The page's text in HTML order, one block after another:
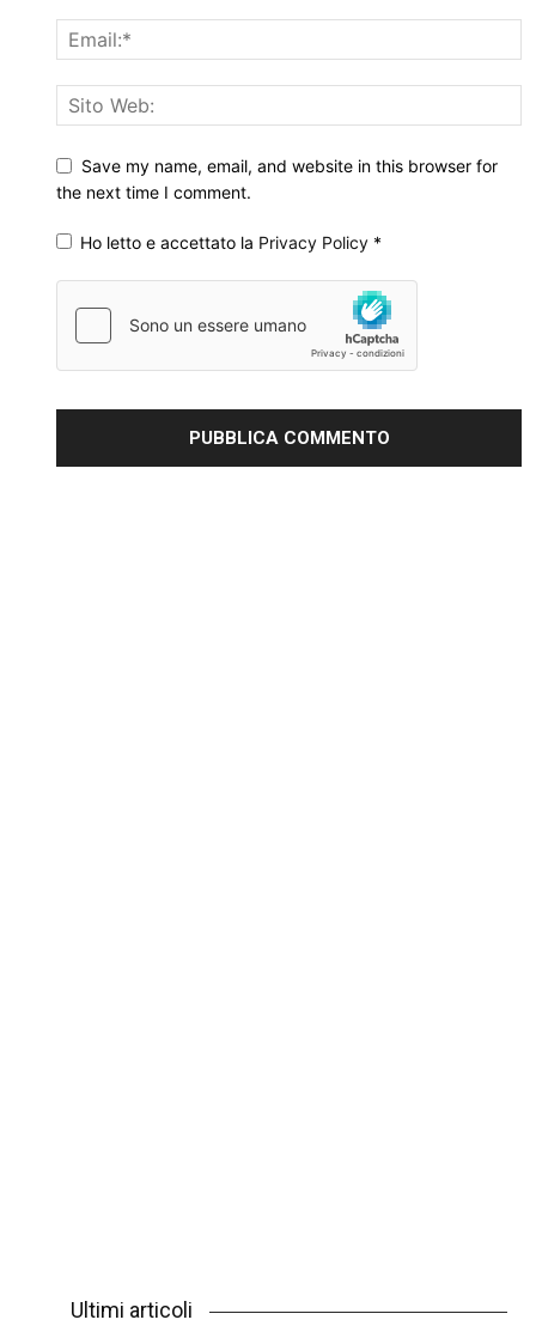
Save my name, email, and website in this browser for
the next time I comment.
Ho letto e accettato la Privacy Policy *
Ultimi articoli